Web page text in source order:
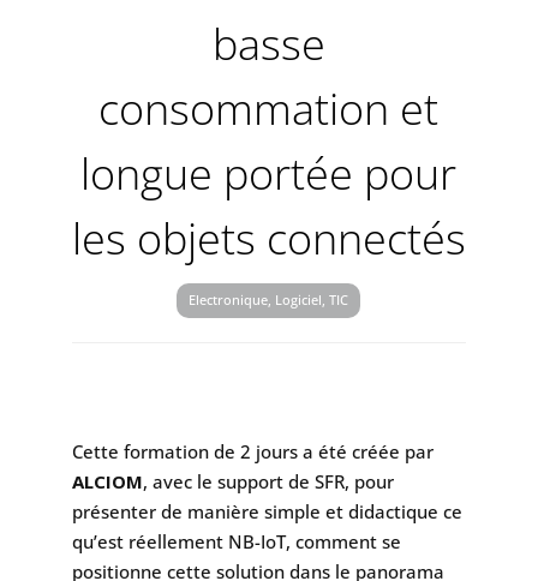
basse
consommation et
longue portée pour
les objets connectés
Electronique, Logiciel, TIC
Cette formation de 2 jours a été créée par
ALCIOM, avec le support de SFR, pour
présenter de manière simple et didactique ce
qu’est réellement NB-IoT, comment se
positionne cette solution dans le panorama